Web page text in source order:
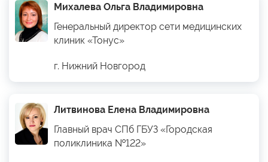
Михалева Ольга Владимировна
Генеральный директор сети медицинских
клиник «Тонус»
г. Нижний Новгород
Литвинова Елена Владимировна
Главный врач СПб ГБУЗ «Городская
поликлиника №122»